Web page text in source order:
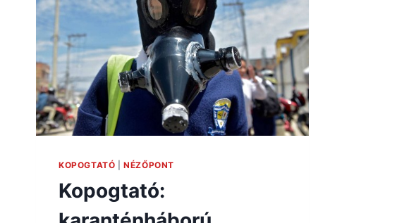
KOPOGTATÓ |NÉZŐPONT
Kopogtató: